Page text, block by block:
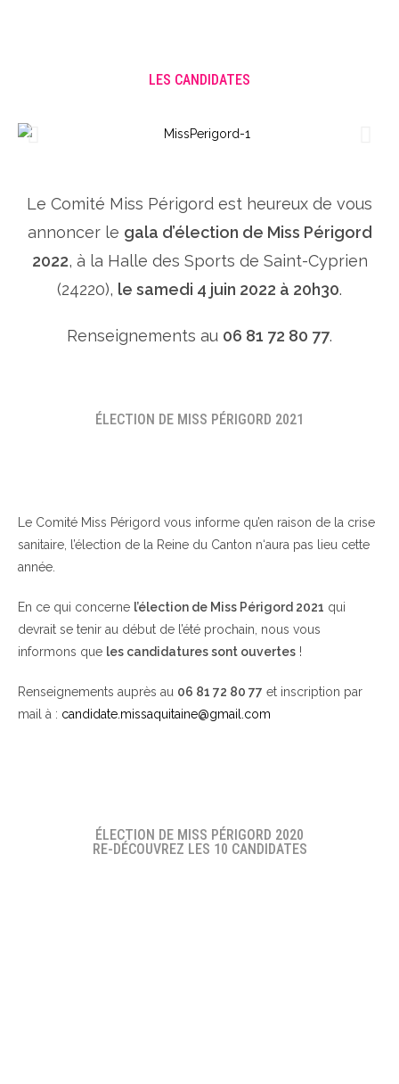
LES CANDIDATES
Le Comité Miss Périgord est heureux de vous
annoncer le gala d’élection de Miss Périgord
2022, à la Halle des Sports de Saint-Cyprien
(24220), le samedi 4 juin 2022 à 20h30.
Renseignements au 06 81 72 80 77.
ÉLECTION DE MISS PÉRIGORD 2021
Le Comité Miss Périgord vous informe qu’en raison de la crise
sanitaire, l’élection de la Reine du Canton n‘aura pas lieu cette
année.
En ce qui concerne l’élection de Miss Périgord 2021 qui
devrait se tenir au début de l’été prochain, nous vous
informons que les candidatures sont ouvertes !
Renseignements auprès au 06 81 72 80 77 et inscription par
mail à : candidate.missaquitaine@gmail.com
ÉLECTION DE MISS PÉRIGORD 2020
RE-DÉCOUVREZ LES 10 CANDIDATES